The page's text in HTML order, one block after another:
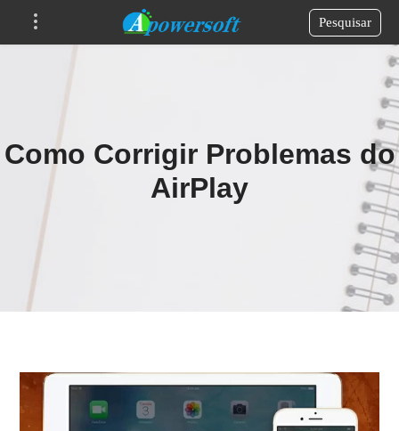
Pesquisar
Como Corrigir Problemas do
AirPlay